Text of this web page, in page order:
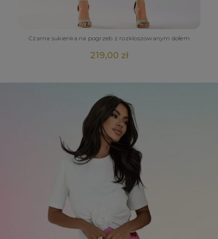
Czarna sukienka na pogrzeb z rozkloszowanym dołem
219,00 zł